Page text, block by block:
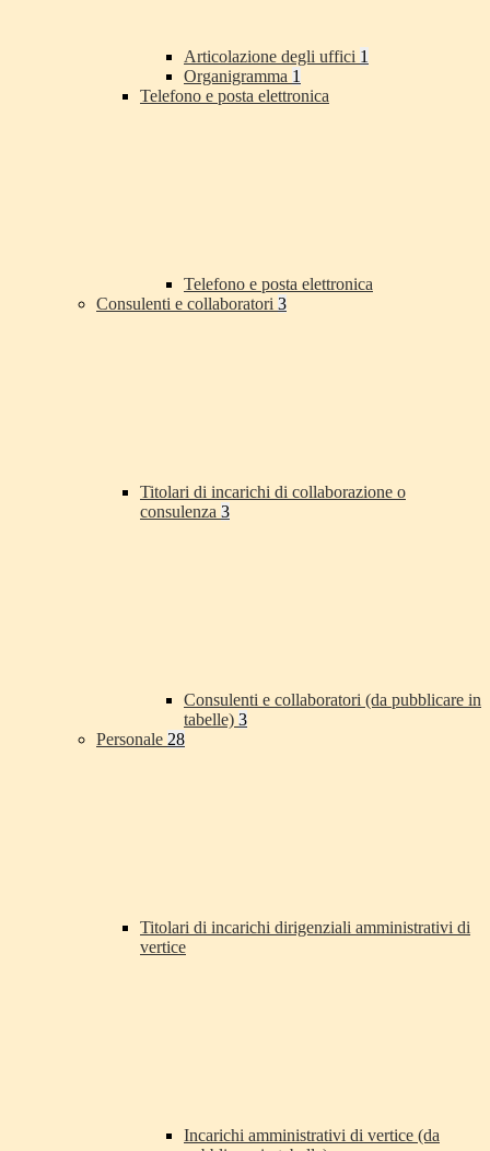
Articolazione degli uffici 1
Organigramma 1
Telefono e posta elettronica
Telefono e posta elettronica
Consulenti e collaboratori 3
Titolari di incarichi di collaborazione o
consulenza 3
Consulenti e collaboratori (da pubblicare in
tabelle) 3
Personale 28
Titolari di incarichi dirigenziali amministrativi di
vertice
Incarichi amministrativi di vertice (da